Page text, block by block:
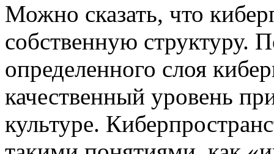
Можно сказать, что
собственную структуру.
определенного слоя
качественный уровень
культуре.